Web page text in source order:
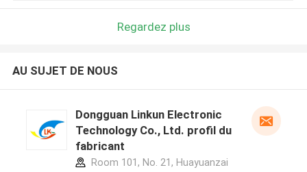
Regardez plus
AU SUJET DE NOUS
Dongguan Linkun Electronic
Technology Co., Ltd. profil du
fabricant
Room 101, No. 21, Huayuanzai